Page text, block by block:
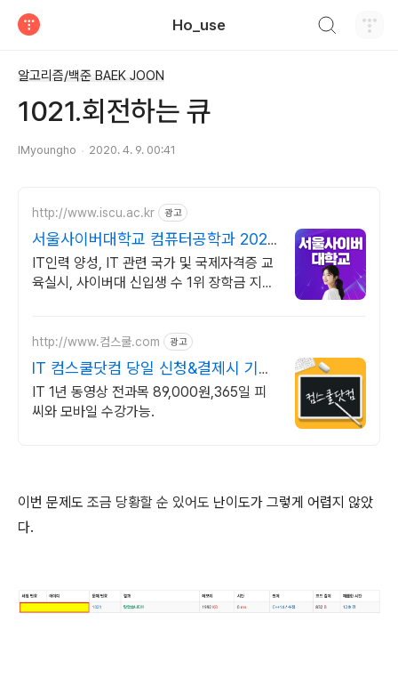
Ho_use
알고리즘/백준 BAEK JOON
1021.회전하는 큐
IMyoungho 2020. 4. 9. 00:41
http://www.iscu.ac.kr 광고
서울사이버대학교 컴퓨터공학과 2026
가을학기 신편입생
IT인력 양성, IT 관련 국가 및 국제자격증 교
육실시, 사이버대 신입생 수 1위 장학금 지급
http://www.컴스쿨.com 광고
IT 컴스쿨닷컴 당일 신청&결제시 기프
티콘!
IT 1년 동영상 전과목 89,000원,365일 피
씨와 모바일 수강가능.
이번 문제도 조금 당황할 순 있어도 난이도가 그렇게 어렵지 않았
다.